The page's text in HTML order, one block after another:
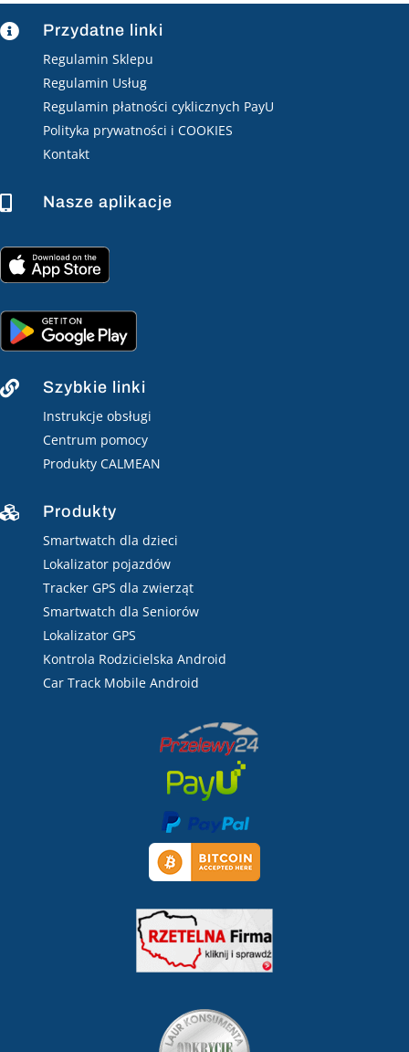
 Przydatne linki
Regulamin Sklepu
Regulamin Usług
Regulamin płatności cyklicznych PayU
Polityka prywatności i COOKIES
Kontakt
 Nasze aplikacje
 Szybkie linki
Instrukcje obsługi
Centrum pomocy
Produkty CALMEAN
 Produkty
Smartwatch dla dzieci
Lokalizator pojazdów
Tracker GPS dla zwierząt
Smartwatch dla Seniorów
Lokalizator GPS
Kontrola Rodzicielska Android
Car Track Mobile Android